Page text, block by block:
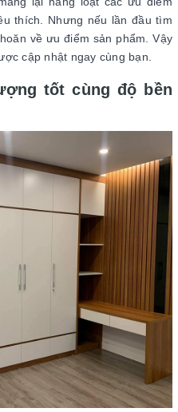
thích. Nhưng nếu lần đầu tìm
về ưu điểm sản phẩm. Vậy
cập nhật ngay cùng bạn.
tốt cùng độ bền